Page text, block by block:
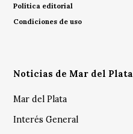
Política editorial
Condiciones de uso
Noticias de Mar del Plata
Mar del Plata
Interés General